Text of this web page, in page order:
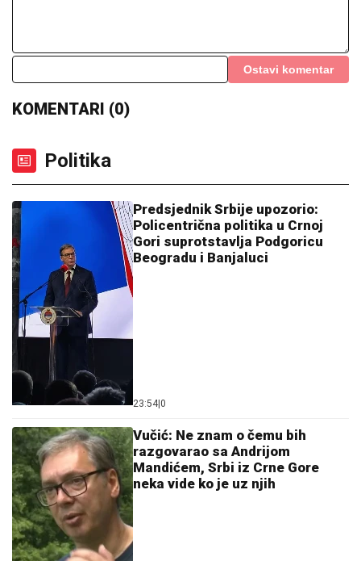
Ostavi komentar
KOMENTARI (0)
Politika
Predsjednik Srbije upozorio:
Policentrična politika u Crnoj
Gori suprotstavlja Podgoricu
Beogradu i Banjaluci
23:54 0
Vučić: Ne znam o čemu bih
razgovarao sa Andrijom
Mandićem, Srbi iz Crne Gore
neka vide ko je uz njih